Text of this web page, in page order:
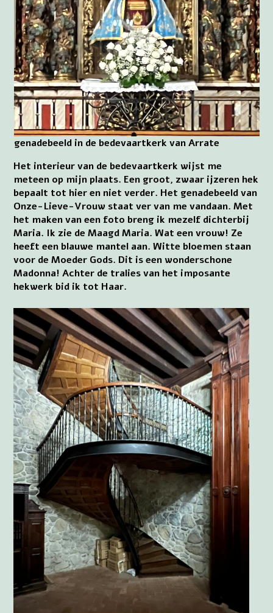
genadebeeld in de bedevaartkerk van Arrate
Het interieur van de bedevaartkerk wijst me
meteen op mijn plaats. Een groot, zwaar ijzeren hek
bepaalt tot hier en niet verder. Het genadebeeld van
Onze-Lieve-Vrouw staat ver van me vandaan. Met
het maken van een foto breng ik mezelf dichterbij
Maria. Ik zie de Maagd Maria. Wat een vrouw! Ze
heeft een blauwe mantel aan. Witte bloemen staan
voor de Moeder Gods. Dit is een wonderschone
Madonna! Achter de tralies van het imposante
hekwerk bid ik tot Haar.